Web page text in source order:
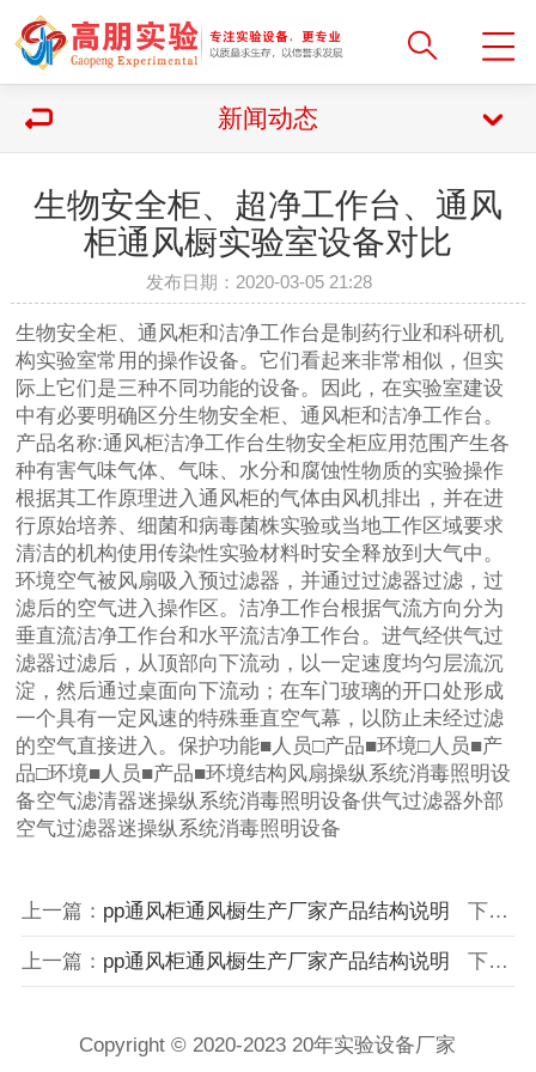
新闻动态
生物安全柜、超净工作台、通风
柜通风橱实验室设备对比
发布日期：2020-03-05 21:28
生物安全柜、通风柜和洁净工作台是制药行业和科研机
构实验室常用的操作设备。它们看起来非常相似，但实
际上它们是三种不同功能的设备。因此，在实验室建设
中有必要明确区分生物安全柜、通风柜和洁净工作台。
产品名称:通风柜洁净工作台生物安全柜应用范围产生各
种有害气味气体、气味、水分和腐蚀性物质的实验操作
根据其工作原理进入通风柜的气体由风机排出，并在进
行原始培养、细菌和病毒菌株实验或当地工作区域要求
清洁的机构使用传染性实验材料时安全释放到大气中。
环境空气被风扇吸入预过滤器，并通过过滤器过滤，过
滤后的空气进入操作区。洁净工作台根据气流方向分为
垂直流洁净工作台和水平流洁净工作台。进气经供气过
滤器过滤后，从顶部向下流动，以一定速度均匀层流沉
淀，然后通过桌面向下流动；在车门玻璃的开口处形成
一个具有一定风速的特殊垂直空气幕，以防止未经过滤
的空气直接进入。保护功能■人员□产品■环境□人员■产
品□环境■人员■产品■环境结构风扇操纵系统消毒照明设
备空气滤清器迷操纵系统消毒照明设备供气过滤器外部
空气过滤器迷操纵系统消毒照明设备
上一篇： pp通风柜通风橱生产厂家产品结构说明 下一篇：
上一篇： pp通风柜通风橱生产厂家产品结构说明 下一篇：
Copyright © 2020-2023 20年实验设备厂家